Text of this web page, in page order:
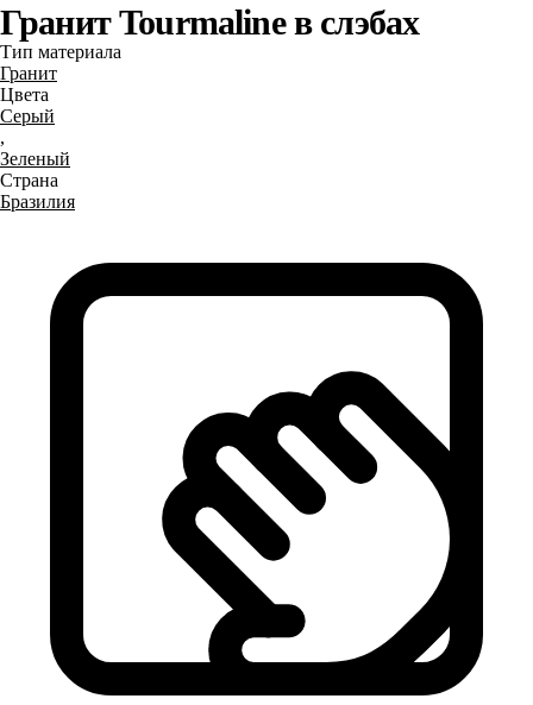
Гранит Tourmaline в слэбах
Тип материала
Гранит
Цвета
Серый
,
Зеленый
Страна
Бразилия